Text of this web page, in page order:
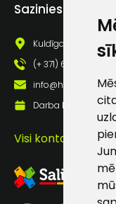
Sazinies ar mums
Kuldīgas iela 69a,
(+ 371) 63 881 186
info@hards.lv
Darba laiks:
Visi kontakti